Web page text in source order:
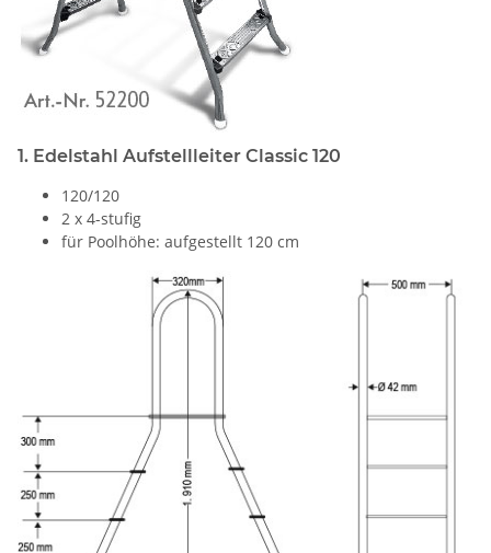
1. Edelstahl Aufstellleiter Classic 120
120/120
2 x 4-stufig
für Poolhöhe: aufgestellt 120 cm